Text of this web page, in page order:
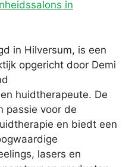
in
in Hilversum, is een
opgericht door Demi
huidtherapeute. De
passie voor de
en biedt een
lasers en